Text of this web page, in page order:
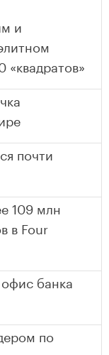
и
почти
109 млн
в Four
банка
по